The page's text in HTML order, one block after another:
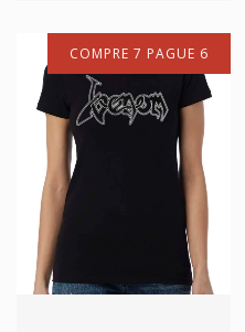
COMPRE 7 PAGUE 6